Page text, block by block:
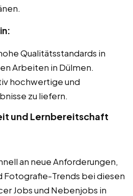
Qualitätsstandards in
Arbeiten in Dülmen.
hochwertige und
zu liefern.
und Lernbereitschaft
an neue Anforderungen,
Fotografie-Trends bei diesen
Jobs und Nebenjobs in